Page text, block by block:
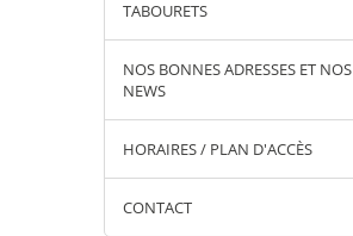
TABOURETS
NOS BONNES ADRESSES ET NOS
NEWS
HORAIRES / PLAN D'ACCÈS
CONTACT